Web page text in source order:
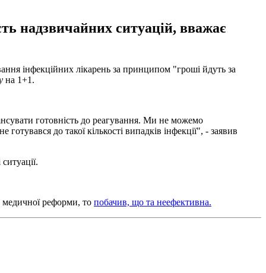
надзвичайних ситуацій, вважає
інфекційних лікарень за принципом "гроші йдуть за
на 1+1.
готовність до реагування. Ми не можемо
до такої кількості випадків інфекції", - заявив
медичної реформи, то побачив, що та неефективна.